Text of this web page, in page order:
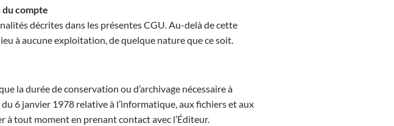
compte
décrites dans les présentes CGU. Au-delà de cette
à aucune exploitation, de quelque nature que ce soit.
la durée de conservation ou d’archivage nécessaire à
6 janvier 1978 relative à l’informatique, aux fichiers et aux
à tout moment en prenant contact avec l’Éditeur.